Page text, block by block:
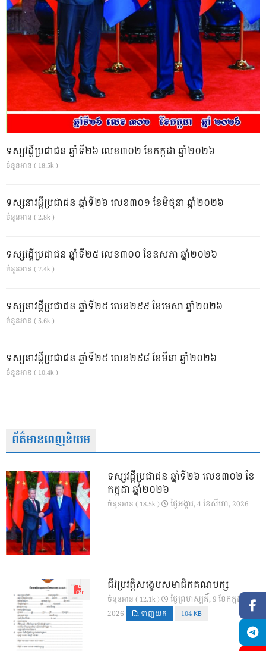
ទស្សវដ្តីប្រជាជន ឆ្នាំទី២៦ លេខ៣០២ ខែកក្កដា ឆ្នាំ២០២៦
ចំនួនអាន ( 18.5k )
ទស្សនាវដ្ដីប្រជាជន ឆ្នាំទី២៦ លេខ៣០១ ខែមិថុនា ឆ្នាំ២០២៦
ចំនួនអាន ( 2.8k )
ទស្សវដ្តីប្រជាជន ឆ្នាំទី២៥ លេខ៣០០ ខែឧសភា ឆ្នាំ២០២៦
ចំនួនអាន ( 7.4k )
ទស្សនាវដ្ដីប្រជាជន ឆ្នាំទី២៥ លេខ២៩៩ ខែមេសា ឆ្នាំ២០២៦
ចំនួនអាន ( 5.6k )
ទស្សនាវដ្ដីប្រជាជន ឆ្នាំទី២៥ លេខ២៩៨ ខែមីនា ឆ្នាំ២០២៦
ចំនួនអាន ( 10.4k )
ព័ត៌មានពេញនិយម
ទស្សវដ្តីប្រជាជន ឆ្នាំទី២៦ លេខ៣០២ ខែ
កក្កដា ឆ្នាំ២០២៦
ចំនួនអាន ( 18.5k ) ថ្ងៃ​អង្គារ, 4 ខែ​សីហា, 2026
ជីវប្រវត្តិសង្ខេបសមាជិកគណបក្ស
ចំនួនអាន ( 12.1k )
ថ្ងៃ​ព្រហស្បតិ៍, 9 ខែ​កក្កដា,
2026
ទាញយក 104 KB